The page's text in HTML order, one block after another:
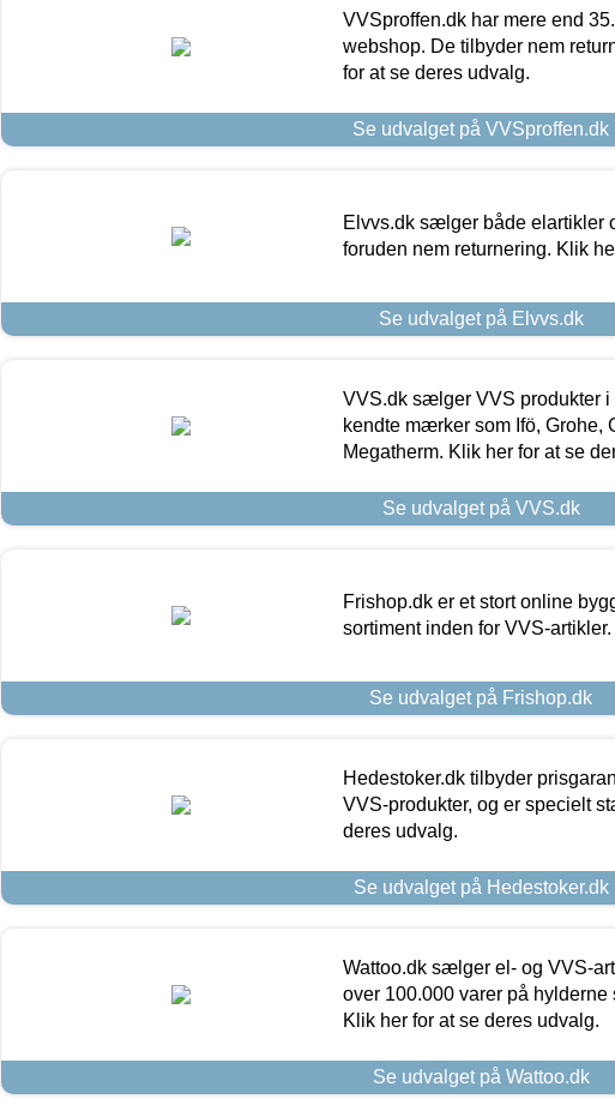
VVSproffen.dk har mere end
webshop. De tilbyder nem
for at se deres udvalg.
Se udvalget på VVSproffen.dk
Elvvs.dk sælger både elartikler
foruden nem returnering. Klik
Se udvalget på Elvvs.dk
VVS.dk sælger VVS produkter
kendte mærker som Ifö, Grohe,
Megatherm. Klik her for at se
Se udvalget på VVS.dk
Frishop.dk er et stort online
sortiment inden for VVS-
Se udvalget på Frishop.dk
Hedestoker.dk tilbyder
VVS-produkter, og er specielt
deres udvalg.
Se udvalget på Hedestoker.dk
Wattoo.dk sælger el- og VVS-
over 100.000 varer på
Klik her for at se deres udvalg.
Se udvalget på Wattoo.dk